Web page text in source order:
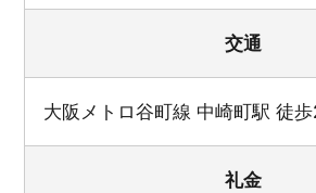
交通
大阪メトロ谷町線 中崎町駅 徒
礼金